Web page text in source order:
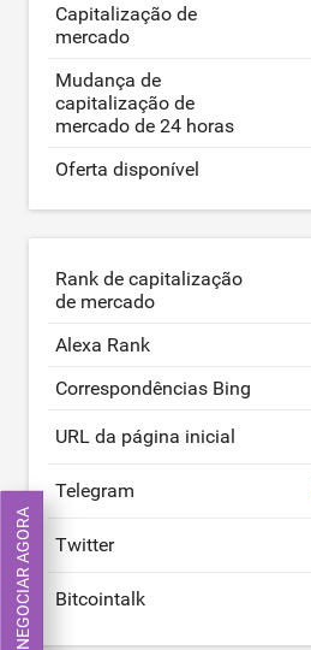
Capitalização de
mercado
Mudança de
capitalização de
mercado de 24 horas
Oferta disponível
Rank de capitalização
de mercado
Alexa Rank
Correspondências Bing
URL da página inicial
Telegram
Twitter
Bitcointalk
NEGOCIAR AGORA